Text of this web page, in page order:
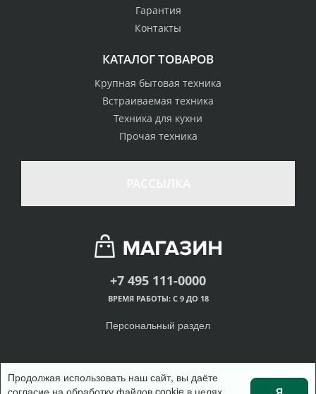
Гарантия
Контакты
КАТАЛОГ ТОВАРОВ
Крупная бытовая техника
Встраиваемая техника
Техника для кухни
Прочая техника
+7 495 111-0000
ВРЕМЯ РАБОТЫ: С 9 ДО 18
Персональный раздел
Продолжая использовать наш сайт, вы даёте
согласие на обработку файлов cookie в целях
Я